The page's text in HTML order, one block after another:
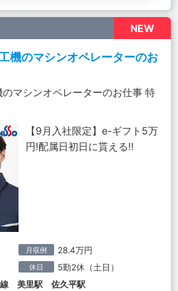
NEW
機のマシンオペレーターのお
マシンオペレーターのお仕事 特
【9月入社限定】e-ギフト5万
円!配属日初日に貰える!!
月収例 28.4万円
休日 5勤2休（土日）
線 美里駅 佐久平駅